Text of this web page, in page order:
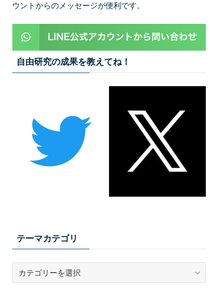
ウントからのメッセージが便利です。
自由研究の成果を教えてね！
テーマカテゴリ